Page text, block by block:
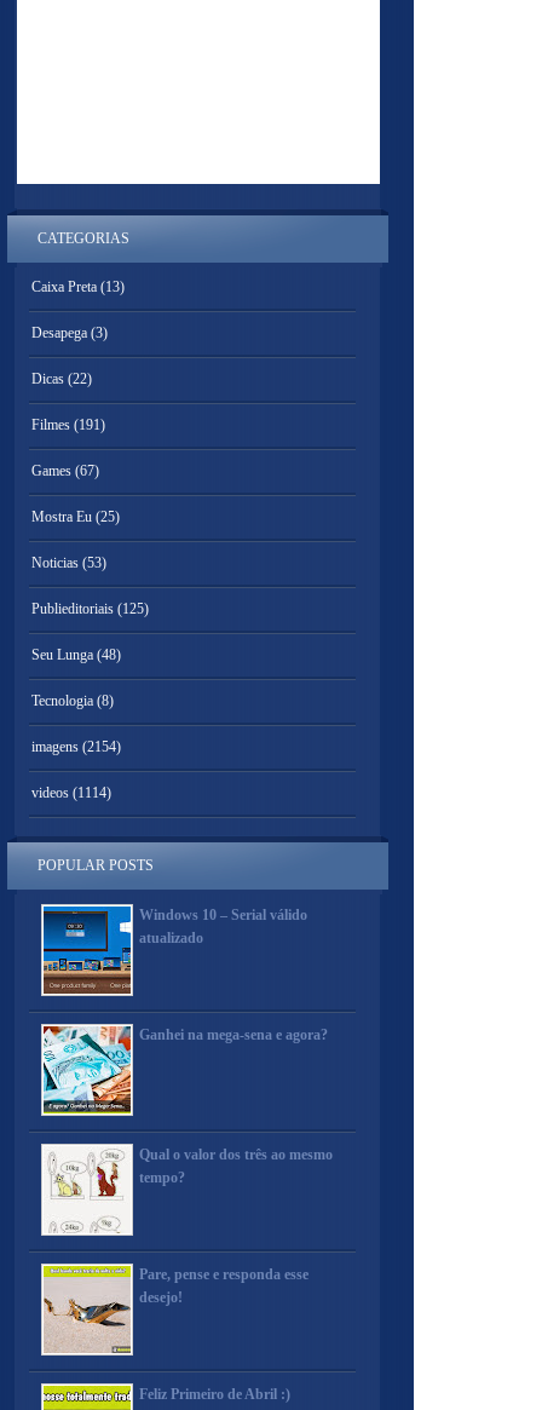
CATEGORIAS
Caixa Preta (13)
Desapega (3)
Dicas (22)
Filmes (191)
Games (67)
Mostra Eu (25)
Noticias (53)
Publieditoriais (125)
Seu Lunga (48)
Tecnologia (8)
imagens (2154)
videos (1114)
POPULAR POSTS
Windows 10 – Serial válido
atualizado
Ganhei na mega-sena e agora?
Qual o valor dos três ao mesmo
tempo?
Pare, pense e responda esse
desejo!
Feliz Primeiro de Abril :)